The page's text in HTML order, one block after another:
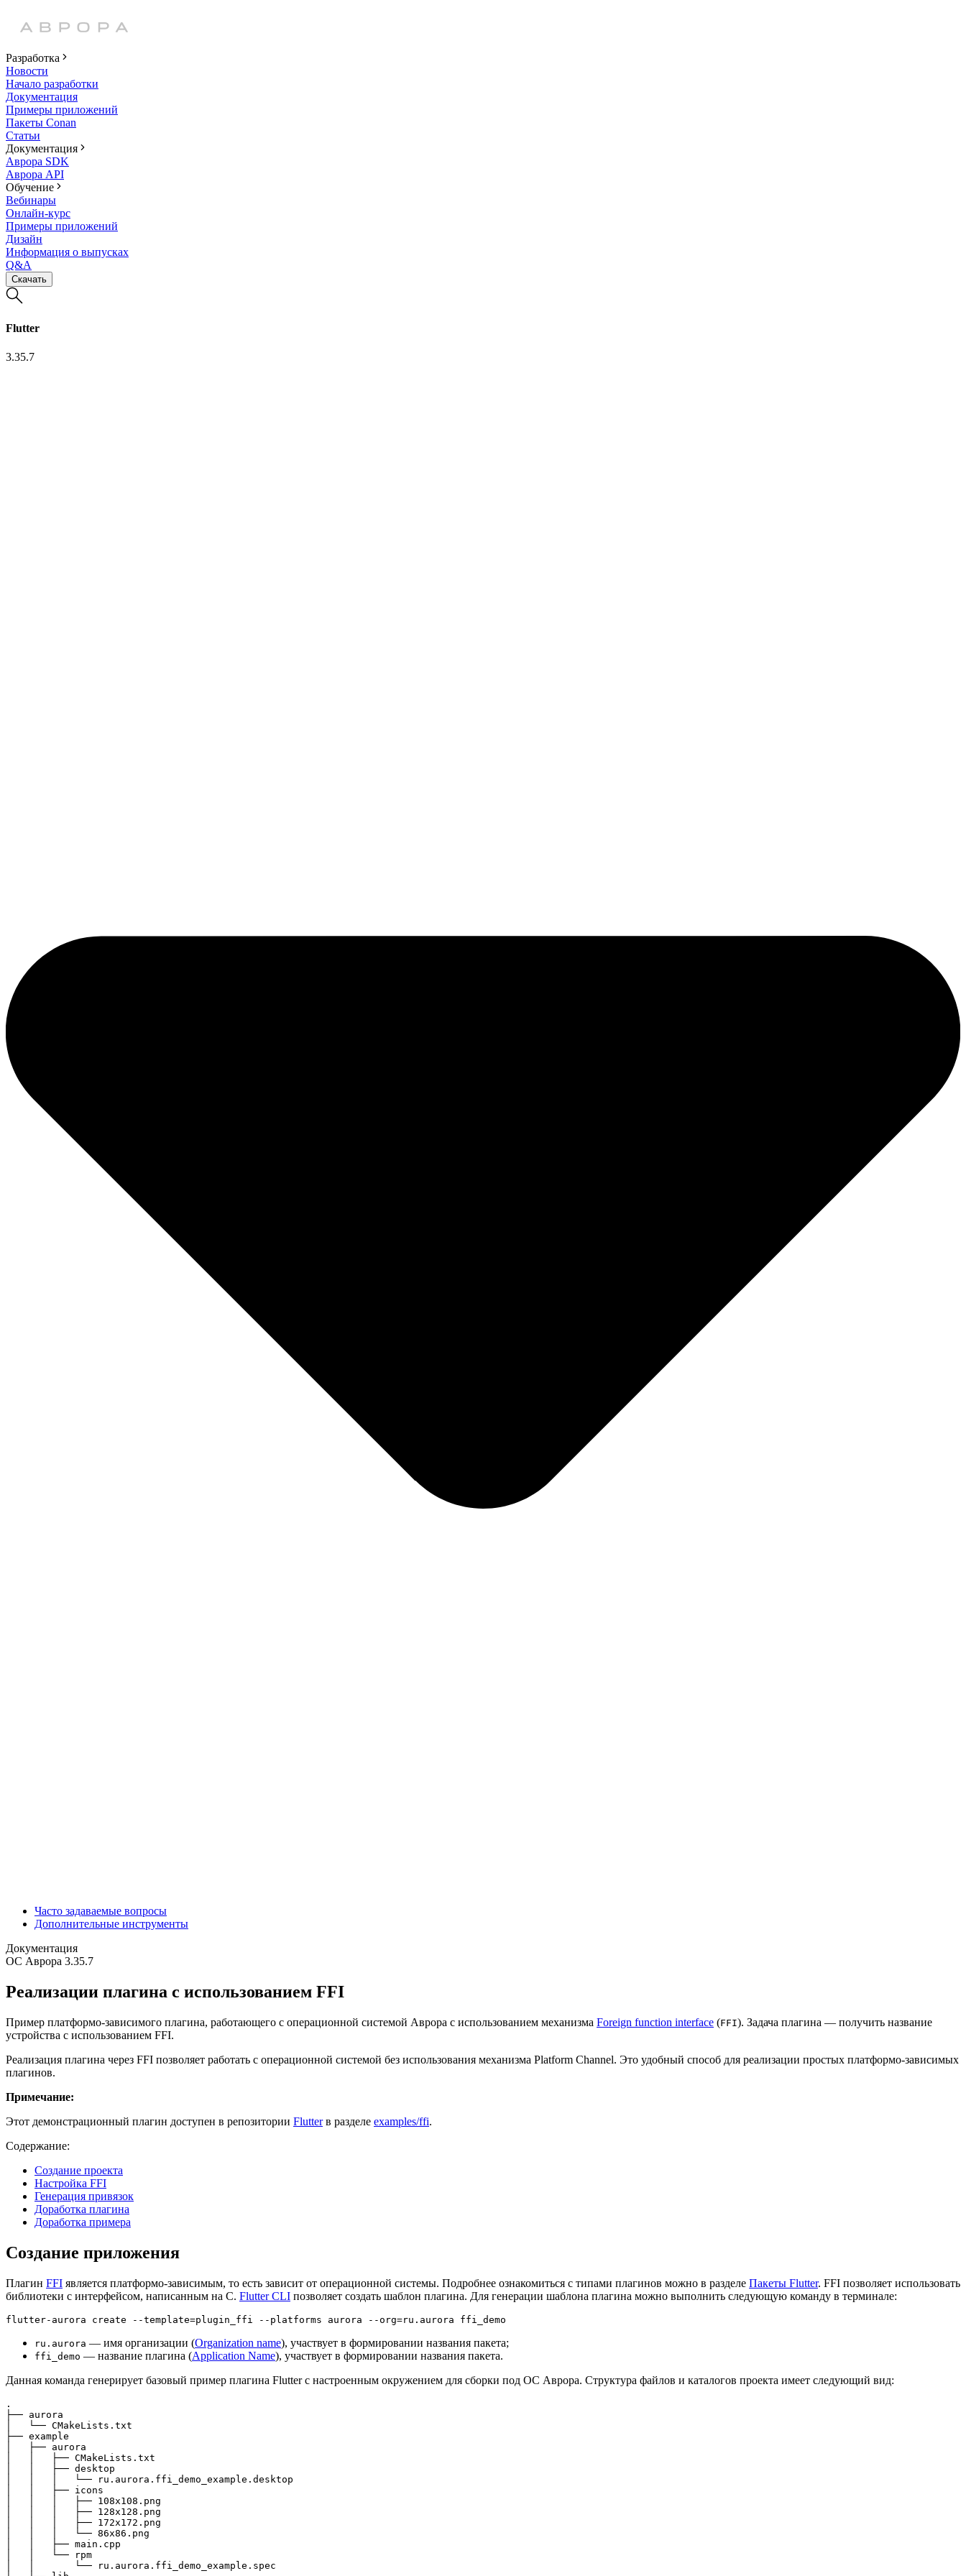
Разработка
Новости
Начало разработки
Документация
Примеры приложений
Пакеты Conan
Статьи
Документация
Аврора SDK
Аврора API
Обучение
Вебинары
Онлайн-курс
Примеры приложений
Дизайн
Информация о выпусках
Q&A
Скачать
Flutter
3.35.7
Часто задаваемые вопросы
Дополнительные инструменты
Документация
ОС Аврора 3.35.7
Реализации плагина с использованием FFI
Пример платформо-зависимого плагина, работающего с операционной системой Аврора с использованием механизма Foreign function interface (FFI). Задача плагина — получить название
устройства с использованием FFI.
Реализация плагина через FFI позволяет работать с операционной системой без использования механизма Platform Channel. Это удобный способ для реализации простых платформо-зависимых
плагинов.
Примечание:
Этот демонстрационный плагин доступен в репозитории Flutterв разделе examples/ffi.
Содержание:
Создание проекта
Настройка FFI
Генерация привязок
Доработка плагина
Доработка примера
Создание приложения
Плагин FFI является платформо-зависимым, то есть зависит от операционной системы. Подробнее ознакомиться с типами плагинов можно в разделе Пакеты Flutter. FFI позволяет использовать
библиотеки с интерфейсом, написанным на C. Flutter CLI позволяет создать шаблон плагина. Для генерации шаблона плагина можно выполнить следующую команду в терминале:
ru.aurora — имя организации (Organization name), участвует в формировании названия пакета;
ffi_demo — название плагина (Application Name), участвует в формировании названия пакета.
Данная команда генерирует базовый пример плагина Flutter с настроенным окружением для сборки под ОС Аврора. Структура файлов и каталогов проекта имеет следующий вид:
.
├── aurora
│   └── CMakeLists.txt
├── example
│   ├── aurora
│   │   ├── CMakeLists.txt
│   │   ├── desktop
│   │   │   └── ru.aurora.ffi_demo_example.desktop
│   │   ├── icons
│   │   │   ├── 108x108.png
│   │   │   ├── 128x128.png
│   │   │   ├── 172x172.png
│   │   │   └── 86x86.png
│   │   ├── main.cpp
│   │   └── rpm
│   │       └── ru.aurora.ffi_demo_example.spec